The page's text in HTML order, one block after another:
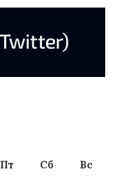
Пт Сб
Вс